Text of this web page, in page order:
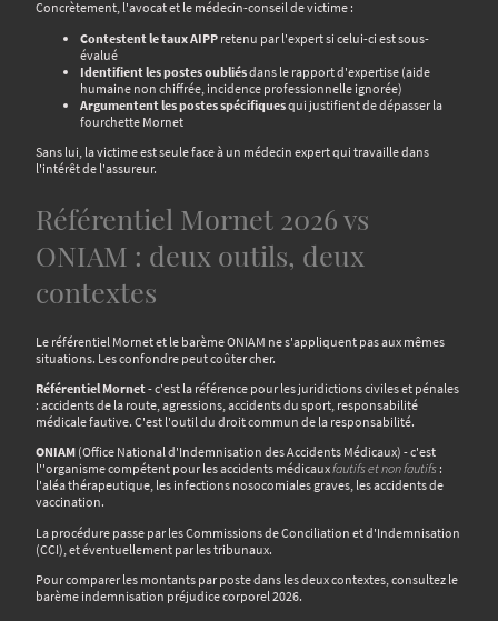
Concrètement, l'avocat et le médecin-conseil de victime :
Contestent le taux AIPP retenu par l'expert si celui-ci est sous-
évalué
Identifient les postes oubliésdans le rapport d'expertise (aide
humaine non chiffrée, incidence professionnelle ignorée)
Argumentent les postes spécifiquesqui justifient de dépasser la
fourchette Mornet
Sans lui, la victime est seule face à un médecin expert qui travaille dans
l'intérêt de l'assureur.
Référentiel Mornet 2026 vs
ONIAM : deux outils, deux
contextes
Le référentiel Mornet et le barème ONIAM ne s'appliquent pas aux mêmes
situations. Les confondre peut coûter cher.
Référentiel Mornet- c'est la référence pour les juridictions civiles et pénales
: accidents de la route, agressions, accidents du sport, responsabilité
médicale fautive. C'est l'outil du droit commun de la responsabilité.
ONIAM (Office National d'Indemnisation des Accidents Médicaux) - c'est
l''organisme compétent pour les accidents médicauxfautifs et non fautifs :
l'aléa thérapeutique, les infections nosocomiales graves, les accidents de
vaccination.
La procédure passe par les Commissions de Conciliation et d'Indemnisation
(CCI), et éventuellement par les tribunaux.
Pour comparer les montants par poste dans les deux contextes, consultez le
barème indemnisation préjudice corporel 2026.